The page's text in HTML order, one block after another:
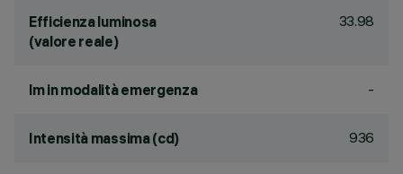
Efficienza luminosa
(valore reale)
33.98
lm in modalità emergenza -
Intensità massima (cd) 936